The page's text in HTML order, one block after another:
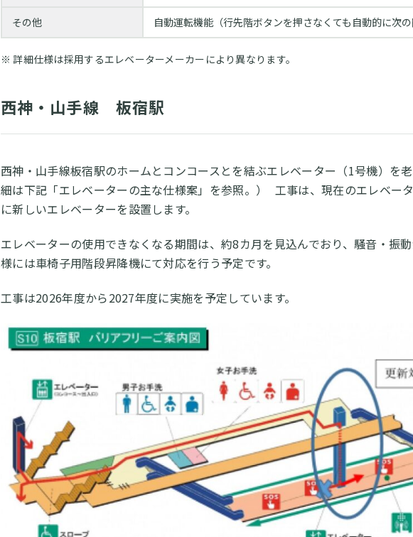
その他 自動運転機能（行先階ボタンを押さなくても自動的に次の
詳細仕様は採用するエレベーターメーカーにより異なります。
西神・山手線 板宿駅
西神・山手線板宿駅のホームとコンコースとを結ぶエレベーター（1号機）を
細は下記「エレベーターの主な仕様案」を参照。） 工事は、現在のエレベー
に新しいエレベーターを設置します。
エレベーターの使用できなくなる期間は、約8カ月を見込んでおり、騒音・振
様には車椅子用階段昇降機にて対応を行う予定です。
工事は2026年度から2027年度に実施を予定しています。